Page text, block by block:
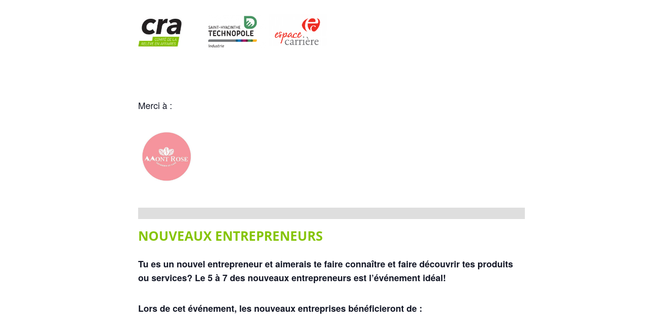
Merci à :
NOUVEAUX ENTREPRENEURS
Tu es un nouvel entrepreneur et aimerais te faire connaître et faire découvrir tes produits
ou services? Le 5 à 7 des nouveaux entrepreneurs est l’événement idéal!
Lors de cet événement, les nouveaux entreprises bénéficieront de :